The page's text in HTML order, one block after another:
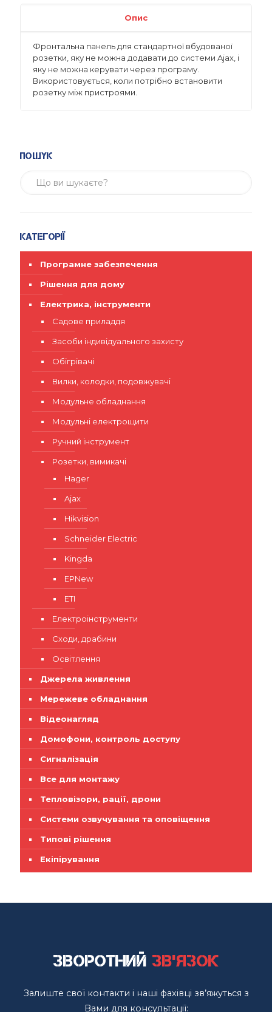
Опис
Фронтальна панель для стандартної вбудованої
розетки, яку не можна додавати до системи Ajax, і
яку не можна керувати через програму.
Використовується, коли потрібно встановити
розетку між пристроями.
Пошук
Категорії
Програмне забезпечення
Рішення для дому
Електрика, інструменти
Садове приладдя
Засоби індивідуального захисту
Обігрівачі
Вилки, колодки, подовжувачі
Модульне обладнання
Модульні електрощити
Ручний інструмент
Розетки, вимикачі
Hager
Ajax
Hikvision
Schneider Electric
Kingda
EPNew
ETI
Електроінструменти
Сходи, драбини
Освітлення
Джерела живлення
Мережеве обладнання
Відеонагляд
Домофони, контроль доступу
Сигналізація
Все для монтажу
Тепловізори, рації, дрони
Системи озвучування та оповіщення
Типові рішення
Екіпірування
Зворотний зв'язок
Залиште свої контакти і наші фахівці зв’яжуться з
Вами для консультації: